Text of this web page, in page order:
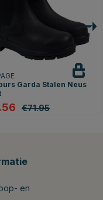
Garda Stalen Neus
€71.95
en